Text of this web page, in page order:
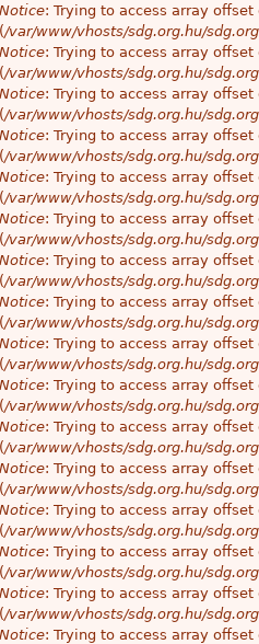
Notice: Trying to access array
(/var/www/vhosts/sdg.org.hu/
Notice: Trying to access array
(/var/www/vhosts/sdg.org.hu/
Notice: Trying to access array
(/var/www/vhosts/sdg.org.hu/
Notice: Trying to access array
(/var/www/vhosts/sdg.org.hu/
Notice: Trying to access array
(/var/www/vhosts/sdg.org.hu/
Notice: Trying to access array
(/var/www/vhosts/sdg.org.hu/
Notice: Trying to access array
(/var/www/vhosts/sdg.org.hu/
Notice: Trying to access array
(/var/www/vhosts/sdg.org.hu/
Notice: Trying to access array
(/var/www/vhosts/sdg.org.hu/
Notice: Trying to access array
(/var/www/vhosts/sdg.org.hu/
Notice: Trying to access array
(/var/www/vhosts/sdg.org.hu/
Notice: Trying to access array
(/var/www/vhosts/sdg.org.hu/
Notice: Trying to access array
(/var/www/vhosts/sdg.org.hu/
Notice: Trying to access array
(/var/www/vhosts/sdg.org.hu/
Notice: Trying to access array
(/var/www/vhosts/sdg.org.hu/
Notice: Trying to access array